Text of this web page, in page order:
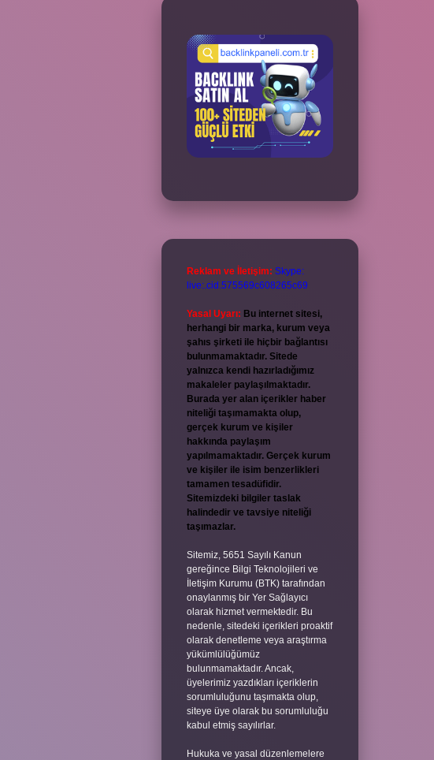
Reklam ve İletişim: Skype:
live:.cid.575569c608265c69
Yasal Uyarı: Bu internet sitesi,
herhangi bir marka, kurum veya
şahıs şirketi ile hiçbir bağlantısı
bulunmamaktadır. Sitede
yalnızca kendi hazırladığımız
makaleler paylaşılmaktadır.
Burada yer alan içerikler haber
niteliği taşımamakta olup,
gerçek kurum ve kişiler
hakkında paylaşım
yapılmamaktadır. Gerçek kurum
ve kişiler ile isim benzerlikleri
tamamen tesadüfidir.
Sitemizdeki bilgiler taslak
halindedir ve tavsiye niteliği
taşımazlar.
Sitemiz, 5651 Sayılı Kanun
gereğince Bilgi Teknolojileri ve
İletişim Kurumu (BTK) tarafından
onaylanmış bir Yer Sağlayıcı
olarak hizmet vermektedir. Bu
nedenle, sitedeki içerikleri proaktif
olarak denetleme veya araştırma
yükümlülüğümüz
bulunmamaktadır. Ancak,
üyelerimiz yazdıkları içeriklerin
sorumluluğunu taşımakta olup,
siteye üye olarak bu sorumluluğu
kabul etmiş sayılırlar.
Hukuka ve yasal düzenlemelere